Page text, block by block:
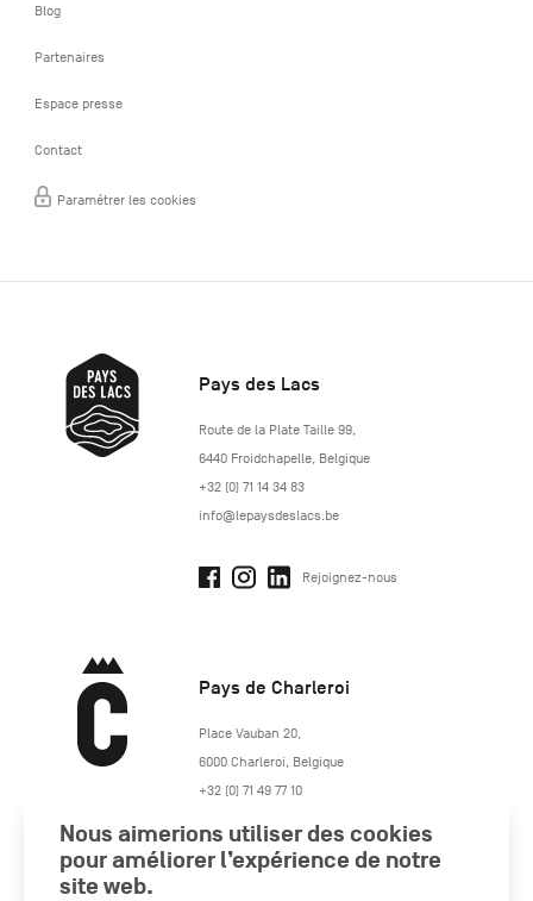
Blog
Partenaires
Espace presse
Contact
Paramétrer les cookies
Pays des Lacs
http://www.lepaysdeslacs.be/
Route de la Plate Taille 99,
6440 Froidchapelle, Belgique
+32 (0) 71 14 34 83
info@lepaysdeslacs.be
Rejoignez-nous
Pays de Charleroi
https://www.paysdecharleroi.be/
Place Vauban 20,
6000 Charleroi Belgique
+32 (0) 71 49 77 10
Nous aimerions utiliser des cookies
pour améliorer l’expérience de notre
site web.